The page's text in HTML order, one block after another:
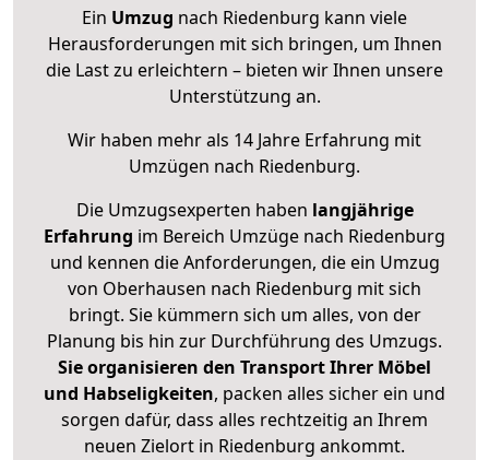
Ein Umzug nach Riedenburg kann viele
Herausforderungen mit sich bringen, um Ihnen
die Last zu erleichtern – bieten wir Ihnen unsere
Unterstützung an.
Wir haben mehr als 14 Jahre Erfahrung mit
Umzügen nach Riedenburg.
Die Umzugsexperten haben langjährige
Erfahrung im Bereich Umzüge nach Riedenburg
und kennen die Anforderungen, die ein Umzug
von Oberhausen nach Riedenburg mit sich
bringt. Sie kümmern sich um alles, von der
Planung bis hin zur Durchführung des Umzugs.
Sie organisieren den Transport Ihrer Möbel
und Habseligkeiten, packen alles sicher ein und
sorgen dafür, dass alles rechtzeitig an Ihrem
neuen Zielort in Riedenburg ankommt.